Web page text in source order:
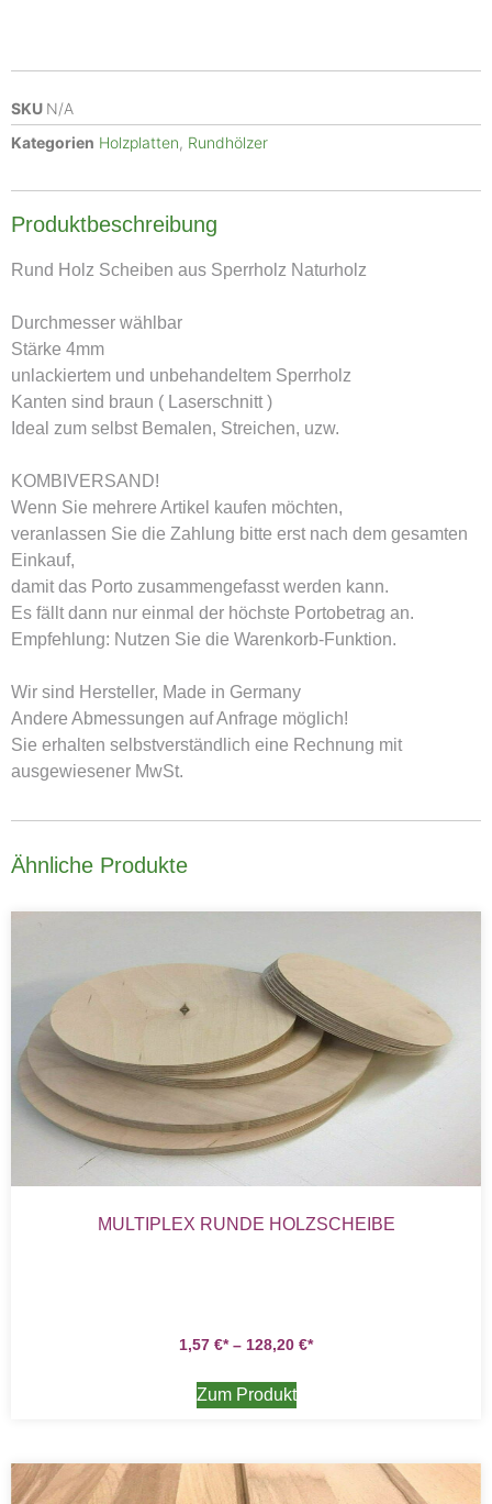
SKU N/A
Kategorien Holzplatten, Rundhölzer
Produktbeschreibung
Rund Holz Scheiben aus Sperrholz Naturholz
Durchmesser wählbar
Stärke 4mm
unlackiertem und unbehandeltem Sperrholz
Kanten sind braun ( Laserschnitt )
Ideal zum selbst Bemalen, Streichen, uzw.
KOMBIVERSAND!
Wenn Sie mehrere Artikel kaufen möchten,
veranlassen Sie die Zahlung bitte erst nach dem gesamten
Einkauf,
damit das Porto zusammengefasst werden kann.
Es fällt dann nur einmal der höchste Portobetrag an.
Empfehlung: Nutzen Sie die Warenkorb-Funktion.
Wir sind Hersteller, Made in Germany
Andere Abmessungen auf Anfrage möglich!
Sie erhalten selbstverständlich eine Rechnung mit
ausgewiesener MwSt.
Ähnliche Produkte
MULTIPLEX RUNDE HOLZSCHEIBE
1,57 € – 128,20 €
Zum Produkt